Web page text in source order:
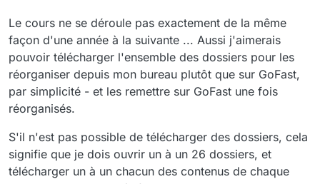
Le cours ne se déroule pas exactement de la même
façon d'une année à la suivante ... Aussi j'aimerais
pouvoir télécharger l'ensemble des dossiers pour les
réorganiser depuis mon bureau plutôt que sur GoFast,
par simplicité - et les remettre sur GoFast une fois
réorganisés.
S'il n'est pas possible de télécharger des dossiers, cela
signifie que je dois ouvrir un à un 26 dossiers, et
télécharger un à un chacun des contenus de chaque